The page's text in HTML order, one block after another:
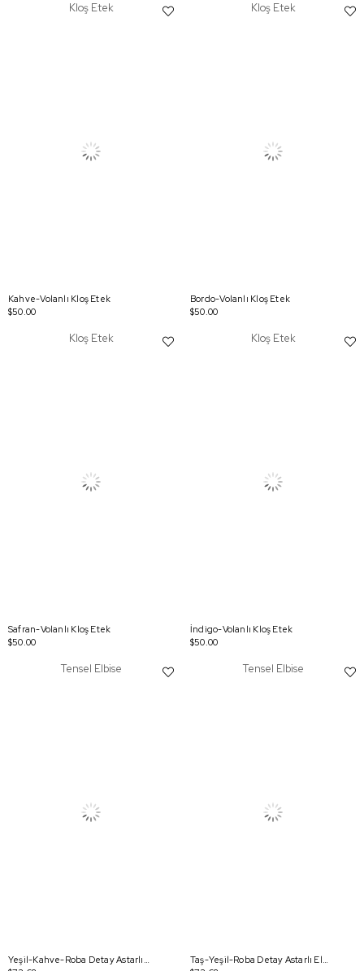
Kloş Etek
Kahve-Volanlı Kloş Etek
$50.00
Kloş Etek
Bordo-Volanlı Kloş Etek
$50.00
Kloş Etek
Safran-Volanlı Kloş Etek
$50.00
Kloş Etek
İndigo-Volanlı Kloş Etek
$50.00
Tensel Elbise
Yeşil-Kahve-Roba Detay Astarlı Elbise
Tensel Elbise
Taş-Yeşil-Roba Detay Astarlı Elbise